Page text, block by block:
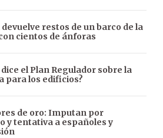
devuelve restos de un barco de la
cientos de ánforas
el Plan Regulador sobre la
para los edificios?
de oro: Imputan por
y tentativa a españoles y